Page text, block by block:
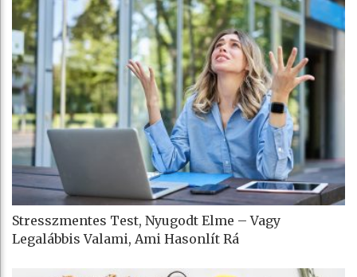
Stresszmentes Test, Nyugodt Elme – Vagy
Legalábbis Valami, Ami Hasonlít Rá